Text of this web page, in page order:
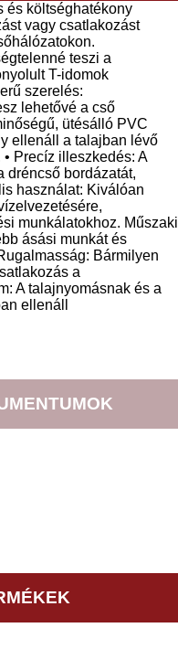
és költséghatékony
vagy csatlakozást
teszi a
T-idomok
szerelés:
lehetővé a cső
ütésálló PVC
ellenáll a talajban lévő
Precíz illeszkedés: A
dréncső bordázatát,
használat: Kiválóan
munkálatokhoz. Műszaki
ásási munkát és
Bármilyen
a
A talajnyomásnak és a
ellenáll